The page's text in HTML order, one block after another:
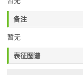
备注
暂无
表征图谱